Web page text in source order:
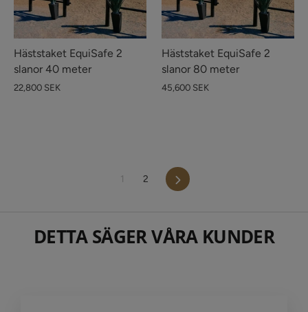
Häststaket EquiSafe 2
slanor 40 meter
22,800 SEK
Häststaket EquiSafe 2
slanor 80 meter
45,600 SEK
1 2 Nästa
DETTA SÄGER VÅRA KUNDER